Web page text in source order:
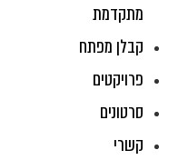
מתקדמת
קבלן מפתח
פרויקטים
סרטונים
קשרי